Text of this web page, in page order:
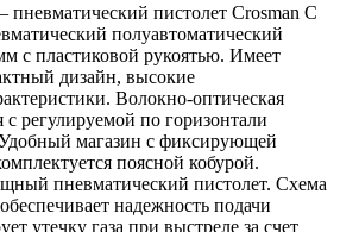
пистолет Crosman C
полуавтоматический
с пластиковой рукоятью. Имеет
дизайн, высокие
Волокно-оптическая
регулируемой по горизонтали
магазин с фиксирующей
поясной кобурой.
пневматический пистолет. Схема
надежность подачи
утечку газа при выстреле за счет